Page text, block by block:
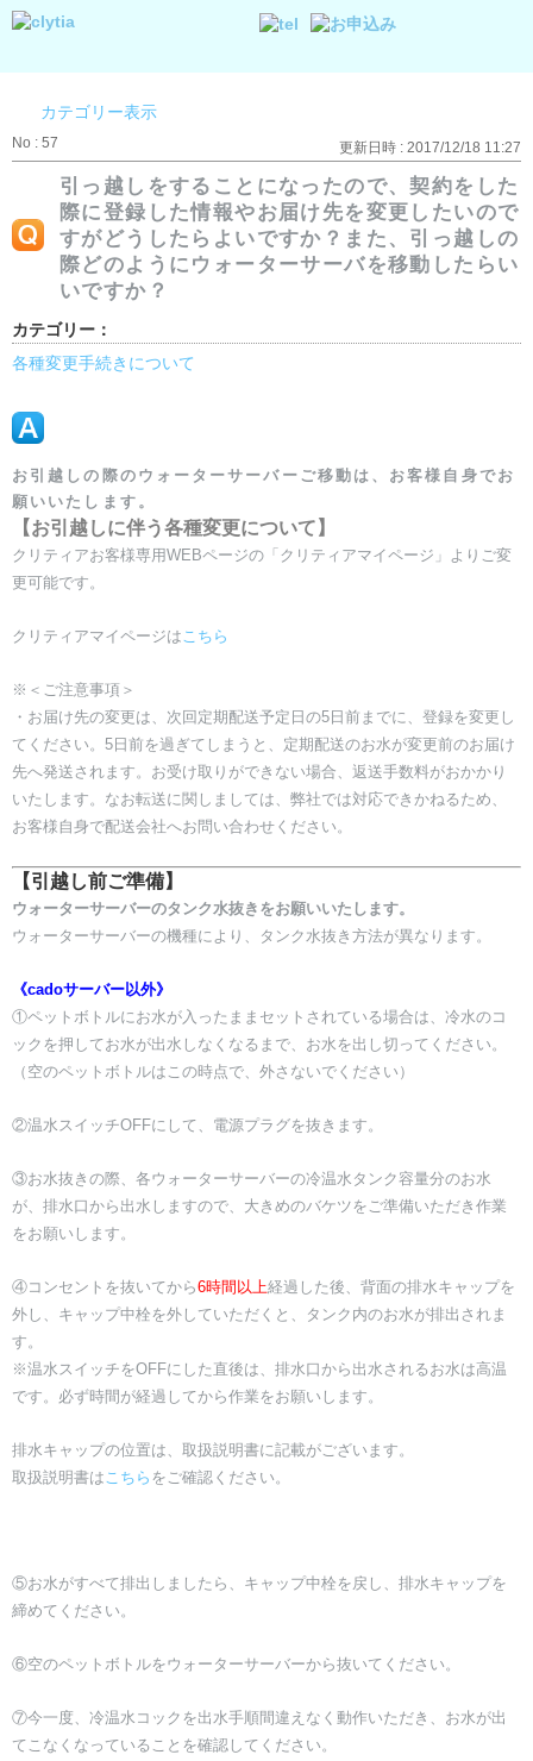
カテゴリー表示
No : 57 更新日時 : 2017/12/18 11:27
引っ越しをすることになったので、契約をした
際に登録した情報やお届け先を変更したいので
すがどうしたらよいですか？また、引っ越しの
際どのようにウォーターサーバを移動したらい
いですか？
カテゴリー：
各種変更手続きについて
お引越しの際のウォーターサーバーご移動は、お客様自身でお
願いいたします。
【お引越しに伴う各種変更について】
クリティアお客様専用WEBページの「クリティアマイページ」よりご変
更可能です。
​クリティアマイページはこちら
※＜ご注意事項＞
​・お届け先の変更は、次回定期配送予定日の5日前までに、登録を変更し
てください。5日前を過ぎてしまうと、定期配送のお水が変更前のお届け
先へ発送されます。お受け取りができない場合、返送手数料がおかかり
いたします。なお転送に関しましては、弊社では対応できかねるため、
お客様自身で配送会社へお問い合わせください。
【引越し前ご準備】
ウォーターサーバーのタンク水抜きをお願いいたします。
​ウォーターサーバーの機種により、タンク水抜き方法が異なります。
《cadoサーバー以外》
​①ペットボトルにお水が入ったままセットされている場合は、冷水のコ
ックを押してお水が出水しなくなるまで、お水を出し切ってください。
​（空のペットボトルはこの時点で、外さないでください）
②温水スイッチOFFにして、電源プラグを抜きます。
​③お水抜きの際、各ウォーターサーバーの冷温水タンク容量分のお水
が、排水口から出水しますので、大きめのバケツをご準備いただき作業
をお願いします。
④コンセントを抜いてから6時間以上経過した後、背面の排水キャップを
外し、キャップ中栓を外していただくと、タンク内のお水が排出されま
す。
​※温水スイッチをOFFにした直後は、排水口から出水されるお水は高温
です。必ず時間が経過してから作業をお願いします。
​排水キャップの位置は、取扱説明書に記載がございます。
​取扱説明書はこちら をご確認ください。
​⑤お水がすべて排出しましたら、キャップ中栓を戻し、排水キャップを
締めてください。
​⑥空のペットボトルをウォーターサーバーから抜いてください。
​⑦今一度、冷温水コックを出水手順間違えなく動作いただき、お水が出
てこなくなっていることを確認してください。